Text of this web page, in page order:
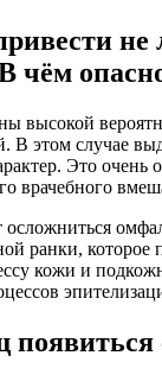
не
чём
высокой
В этом случае
Это очень
врачебного
ранки, которое
кожи и